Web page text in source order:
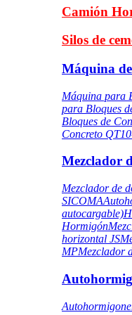
Camión
Silos de
Máquina
Máquina para
para Bloques
Bloques de
Concreto
Mezclador
Mezclador de
SICOMA
autocargable)
Hormigón
horizontal JS
MPMezclador